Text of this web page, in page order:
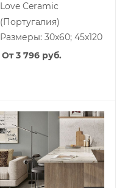
Love Ceramic
(Португалия)
Размеры: 30x60; 45x120
От 3 796 руб.